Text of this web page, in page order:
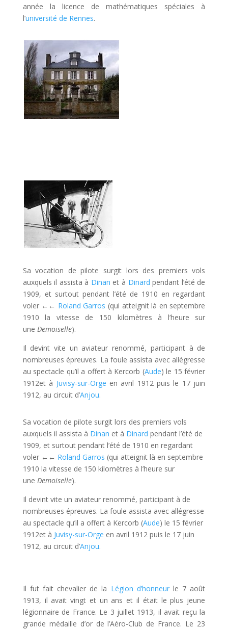
année la licence de mathématiques spéciales à
l’université de Rennes.
Sa vocation de pilote surgit lors des premiers vols
auxquels il assista à Dinan et à Dinard pendant l’été de
1909, et surtout pendant l’été de 1910 en regardant
voler ←← Roland Garros (qui atteignit là en septembre
1910 la vitesse de 150 kilomètres à l’heure sur
une Demoiselle).
Il devint vite un aviateur renommé, participant à de
nombreuses épreuves. La foule assista avec allégresse
au spectacle qu’il a offert à Kercorb (Aude) le 15 février
1912et à Juvisy-sur-Orge en avril 1912 puis le 17 juin
1912, au circuit d’Anjou.
Sa vocation de pilote surgit lors des premiers vols
auxquels il assista à Dinan et à Dinard pendant l’été de
1909, et surtout pendant l’été de 1910 en regardant
voler ←← Roland Garros (qui atteignit là en septembre
1910 la vitesse de 150 kilomètres à l’heure sur
une Demoiselle).
Il devint vite un aviateur renommé, participant à de
nombreuses épreuves. La foule assista avec allégresse
au spectacle qu’il a offert à Kercorb (Aude) le 15 février
1912et à Juvisy-sur-Orge en avril 1912 puis le 17 juin
1912, au circuit d’Anjou.
Il fut fait chevalier de la Légion d’honneurle 7 août
1913, il avait vingt et un ans et il était le plus jeune
légionnaire de France. Le 3 juillet 1913, il avait reçu la
grande médaille d’or de l’Aéro-Club de France. Le 23